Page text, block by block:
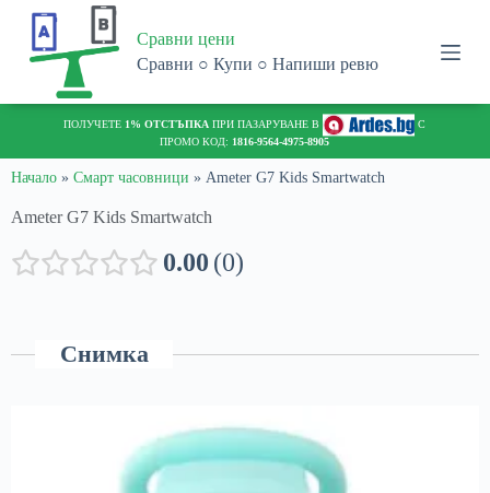
o
n
e
t
Сравни цени
Сравни ○ Купи ○ Напиши ревю
ПОЛУЧЕТЕ 1% ОТСТЪПКА ПРИ ПАЗАРУВАНЕ В
С
ПРОМО КОД: 1816-9564-4975-8905
Начало » Смарт часовници » Ameter G7 Kids Smartwatch
Ameter G7 Kids Smartwatch
0.00 0
Снимка